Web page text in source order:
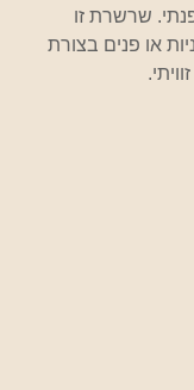
שרשרת זו
או פנים בצורת